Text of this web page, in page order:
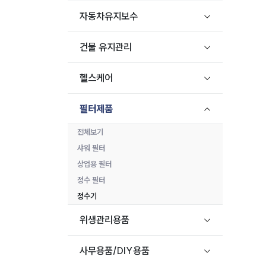
자동차유지보수
건물 유지관리
헬스케어
필터제품
전체보기
샤워 필터
상업용 필터
정수 필터
정수기
위생관리용품
사무용품/DIY용품